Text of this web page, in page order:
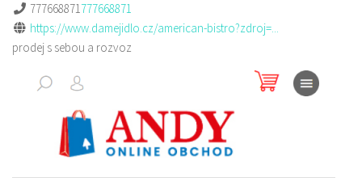
777668871777668871
https://www.damejidlo.cz/american-bistro?zdroj=...
prodej s sebou a rozvoz